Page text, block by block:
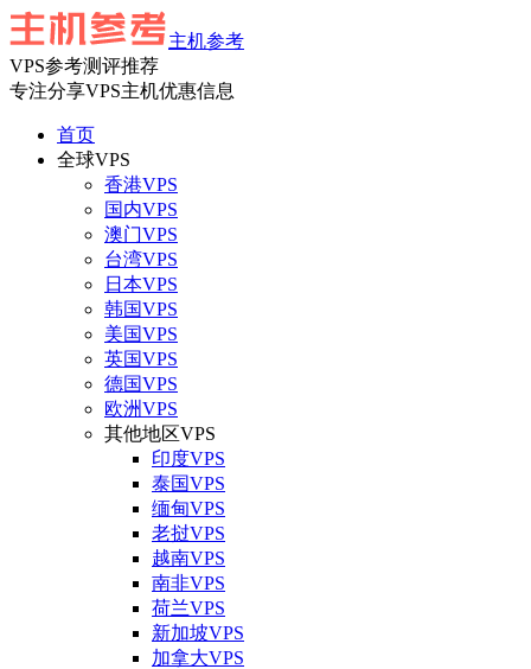
主机参考
VPS参考测评推荐
专注分享VPS主机优惠信息
首页
全球VPS
香港VPS
国内VPS
澳门VPS
台湾VPS
日本VPS
韩国VPS
美国VPS
英国VPS
德国VPS
欧洲VPS
其他地区VPS
印度VPS
泰国VPS
缅甸VPS
老挝VPS
越南VPS
南非VPS
荷兰VPS
新加坡VPS
加拿大VPS